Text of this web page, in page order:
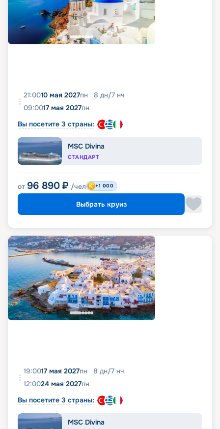
21:0010 мая 2027пн 8 дн/7 нч
09:0017 мая 2027пн
Вы посетите 3 страны:
MSC Divina
СТАНДАРТ
от 96 890 ₽ /чел +1 000
Выбрать круиз
19:0017 мая 2027пн 8 дн/7 нч
12:0024 мая 2027пн
Вы посетите 3 страны:
MSC Divina